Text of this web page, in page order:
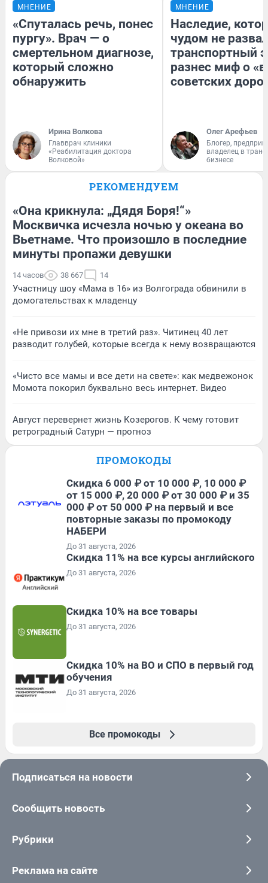
МНЕНИЕ
«Спуталась речь, понес
пургу». Врач — о
смертельном диагнозе,
который сложно
обнаружить
Ирина Волкова
Главврач клиники
«Реабилитация доктора
Волковой»
МНЕНИЕ
Наследие,
чудом не
транспортный
разнес миф о
советских
Олег Арефьев
Блогер,
владелец в
бизнесе
РЕКОМЕНДУЕМ
«Она крикнула: „Дядя Боря!“»
Москвичка исчезла ночью у океана во
Вьетнаме. Что произошло в последние
минуты пропажи девушки
14 часов 38 667 14
Участницу шоу «Мама в 16» из Волгограда обвинили в
домогательствах к младенцу
«Не привози их мне в третий раз». Читинец 40 лет
разводит голубей, которые всегда к нему возвращаются
«Чисто все мамы и все дети на свете»: как медвежонок
Момота покорил буквально весь интернет. Видео
Август перевернет жизнь Козерогов. К чему готовит
ретроградный Сатурн — прогноз
ПРОМОКОДЫ
Скидка 6 000 ₽ от 10 000 ₽, 10 000 ₽
от 15 000 ₽, 20 000 ₽ от 30 000 ₽ и 35
000 ₽ от 50 000 ₽ на первый и все
повторные заказы по промокоду
НАБЕРИ
До 31 августа, 2026
Скидка 11% на все курсы английского
До 31 августа, 2026
Скидка 10% на все товары
До 31 августа, 2026
Скидка 10% на ВО и СПО в первый год
обучения
До 31 августа, 2026
Все промокоды
Подписаться на новости
Сообщить новость
Рубрики
Реклама на сайте